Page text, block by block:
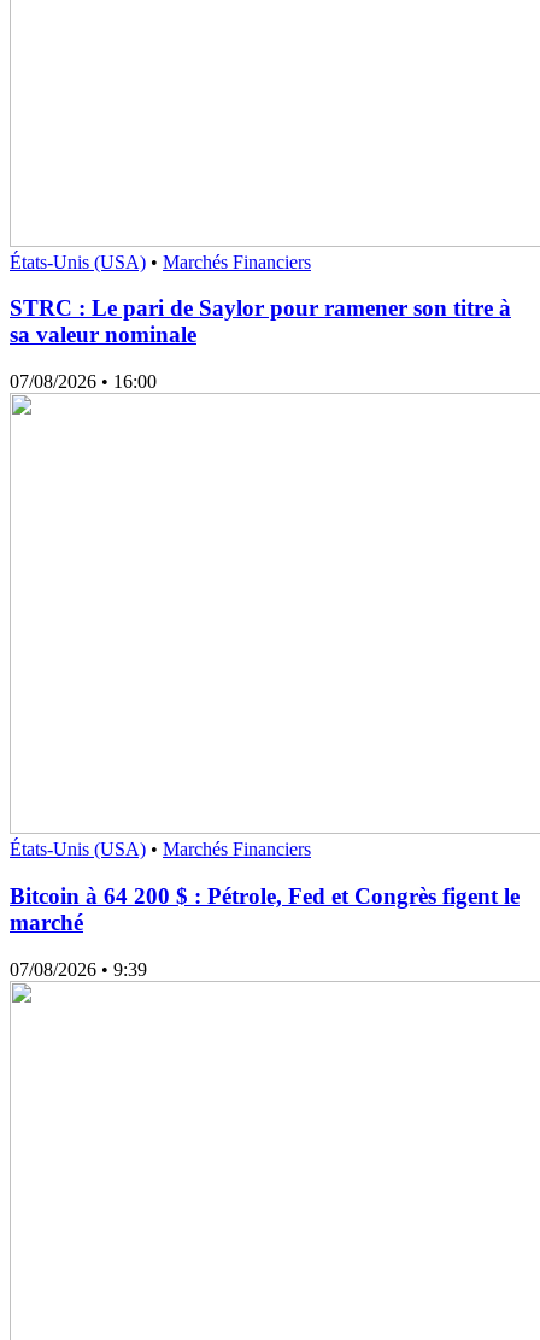
États-Unis (USA) • Marchés Financiers
STRC : Le pari de Saylor pour ramener son titre à
sa valeur nominale
07/08/2026 • 16:00
États-Unis (USA) • Marchés Financiers
Bitcoin à 64 200 $ : Pétrole, Fed et Congrès figent le
marché
07/08/2026 • 9:39